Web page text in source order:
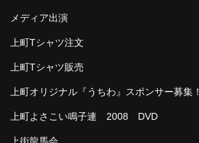
メディア出演
上町Tシャツ注文
上町Tシャツ販売
上町オリジナル『うちわ』スポンサー募集！
上町よさこい鳴子連 2008 DVD